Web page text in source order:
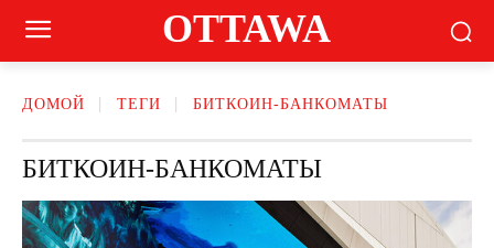
OTTAWA
ДОМОЙ ТЕГИ БИТКОИН-БАНКОМАТЫ
БИТКОИН-БАНКОМАТЫ